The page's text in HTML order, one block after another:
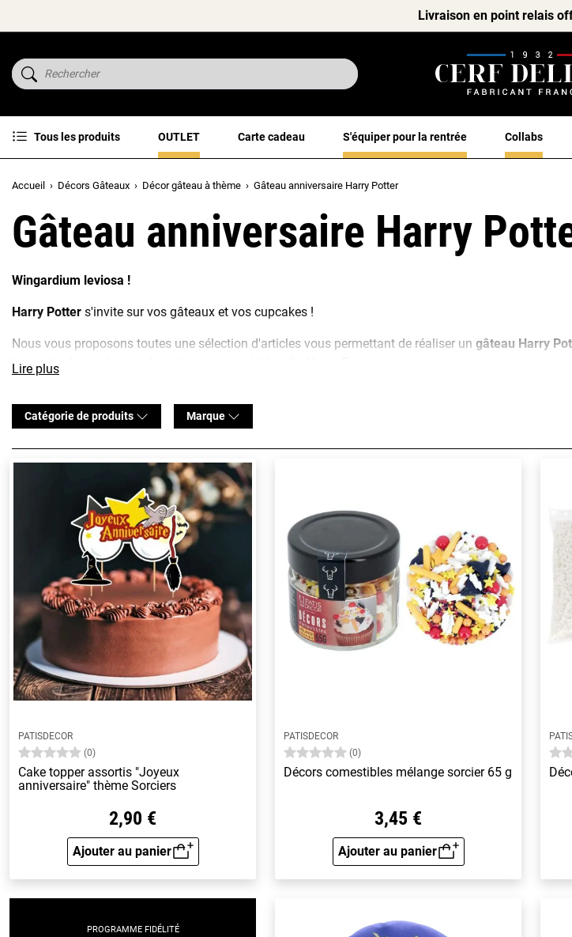
Livraison en point relais
Tous les produits OUTLET Carte cadeau S'équiper pour la rentrée Collabs
Accueil Décors Gâteaux Décor gâteau à thème Gâteau anniversaire Harry Potter
Gâteau anniversaire Harry
Wingardium leviosa !
Harry Potter s'invite sur vos gâteaux et vos cupcakes !
Nous vous proposons toutes une sélection d'articles vous permettant de réaliser un gâteau Harry
baguette de sorcier en chocolat
Votre anniversaire Harry Potter sera une réussite !
Lire plus
Catégorie de produits Marque
PATISDECOR
(0)
Cake topper assortis "Joyeux
anniversaire" thème Sorciers
2,90 €
Ajouter au panier
Aperçu rapide
PATISDECOR
(0)
Décors comestibles mélange sorcier 65 g
3,45 €
Ajouter au panier
Aperçu rapide
PROGRAMME FIDÉLITÉ